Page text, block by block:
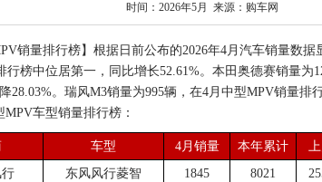
时间：2026年5月 来源：购车网
销量排行榜】根据日前公布的2026年4月汽车销量数据
行榜中位居第一，同比增长52.61%。本田奥德赛销量为
28.03%。瑞风M3销量为995辆，在4月中型MPV销量排
MPV车型销量排行榜：
车型 4月销量 本年累计 上
东风风行菱智 1845 8021